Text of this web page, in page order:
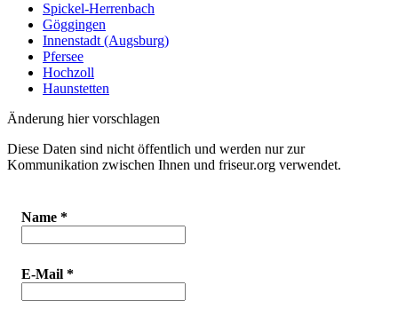
Spickel-Herrenbach
Göggingen
Innenstadt (Augsburg)
Pfersee
Hochzoll
Haunstetten
Änderung hier vorschlagen
Diese Daten sind nicht öffentlich und werden nur zur
Kommunikation zwischen Ihnen und friseur.org verwendet.
Name *
E-Mail *